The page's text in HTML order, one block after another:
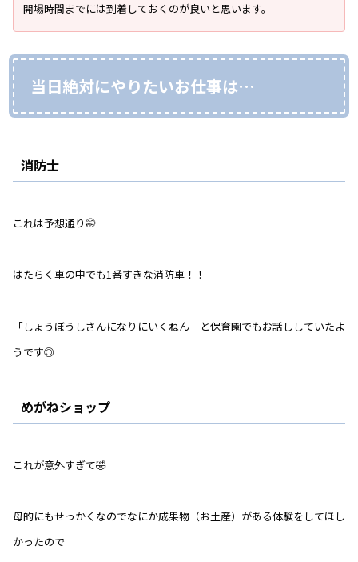
開場時間までには到着しておくのが良いと思います。
当日絶対にやりたいお仕事は…
消防士
これは予想通り🤭
はたらく車の中でも1番すきな消防車！！
「しょうぼうしさんになりにいくねん」と保育園でもお話ししていたよ
うです◎
めがねショップ
これが意外すぎて🤣
母的にもせっかくなのでなにか成果物（お土産）がある体験をしてほし
かったので